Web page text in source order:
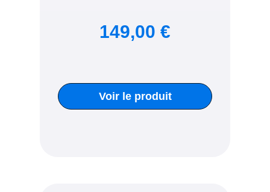
149,00 €
Voir le produit